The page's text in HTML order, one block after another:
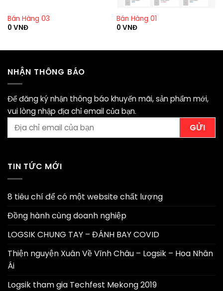
Bán Hàng 03
0 VNĐ
Bán Hàng 01
0 VNĐ
NHẬN THÔNG BÁO
Để đăng ký nhận thông báo khuyến mãi, sản phẩm mới,
vui lòng nhập địa chỉ email của bạn.
TIN TỨC MỚI
8 tiêu chí để có một website chất lượng
Đồng hành cùng doanh nghiệp
LOGSIK CHUNG TAY – ĐÁNH BAY COVID
Thiện nguyện Xuân Về Vĩnh Châu – Logsik – Hoa Nhân
Ái
Logsik tham gia Techfest Mekong 2019